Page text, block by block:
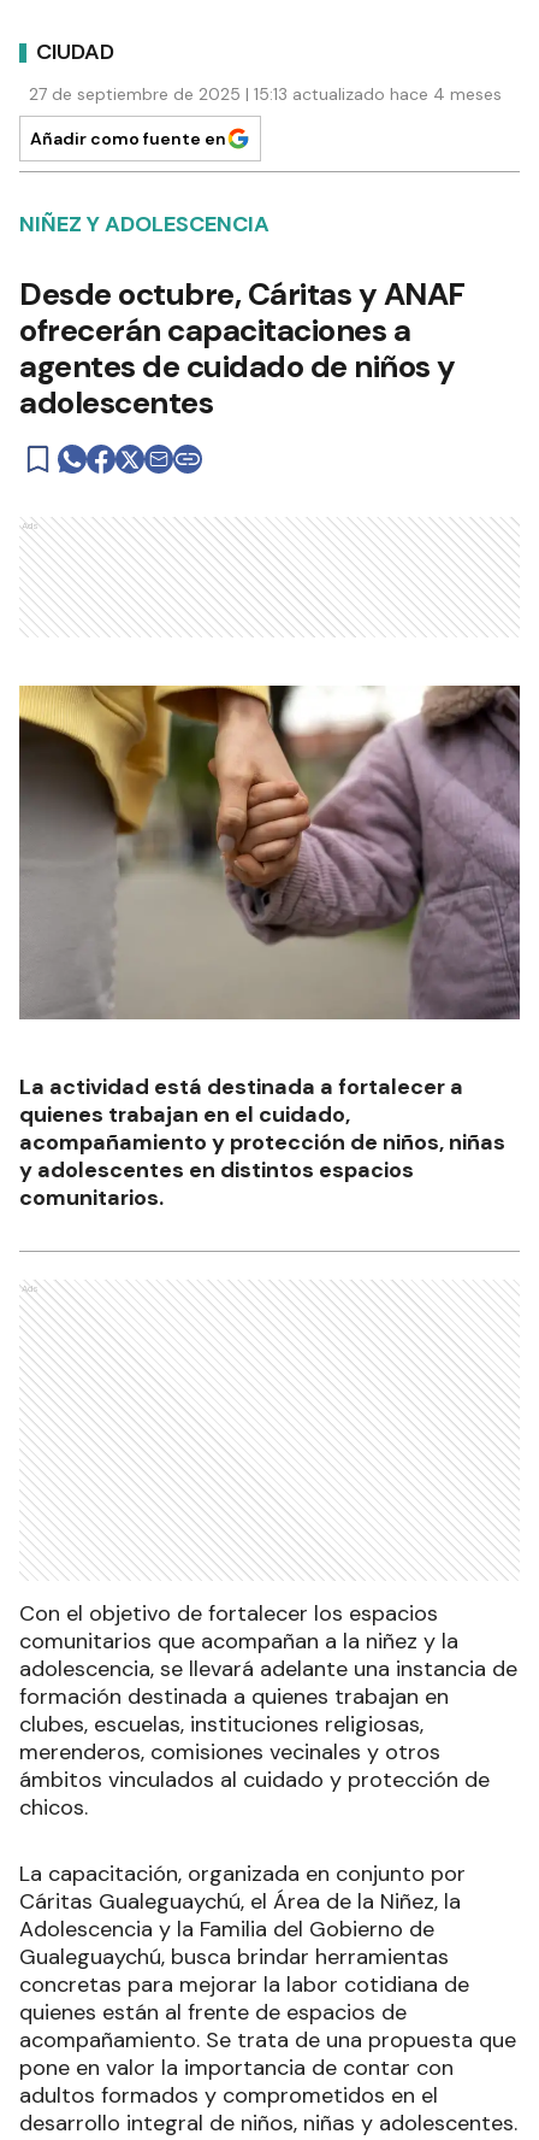
CIUDAD
27 de septiembre de 2025 | 15:13 actualizado hace 4 meses
Añadir como fuente en
NIÑEZ Y ADOLESCENCIA
Desde octubre, Cáritas y ANAF
ofrecerán capacitaciones a
agentes de cuidado de niños y
adolescentes
Ads
La actividad está destinada a fortalecer a
quienes trabajan en el cuidado,
acompañamiento y protección de niños, niñas
y adolescentes en distintos espacios
comunitarios.
Ads
Con el objetivo de fortalecer los espacios
comunitarios que acompañan a la niñez y la
adolescencia, se llevará adelante una instancia de
formación destinada a quienes trabajan en
clubes, escuelas, instituciones religiosas,
merenderos, comisiones vecinales y otros
ámbitos vinculados al cuidado y protección de
chicos.
La capacitación, organizada en conjunto por
Cáritas Gualeguaychú, el Área de la Niñez, la
Adolescencia y la Familia del Gobierno de
Gualeguaychú, busca brindar herramientas
concretas para mejorar la labor cotidiana de
quienes están al frente de espacios de
acompañamiento. Se trata de una propuesta que
pone en valor la importancia de contar con
adultos formados y comprometidos en el
desarrollo integral de niños, niñas y adolescentes.